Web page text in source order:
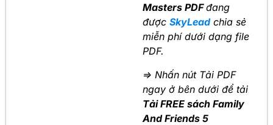
Masters PDFđang
được SkyLeadchia sẻ
miễn phí dưới dạng file
PDF.
=> Nhấn nút Tải PDF
ngay ở bên dưới để tải
Tải FREE sách Family
And Friends 5